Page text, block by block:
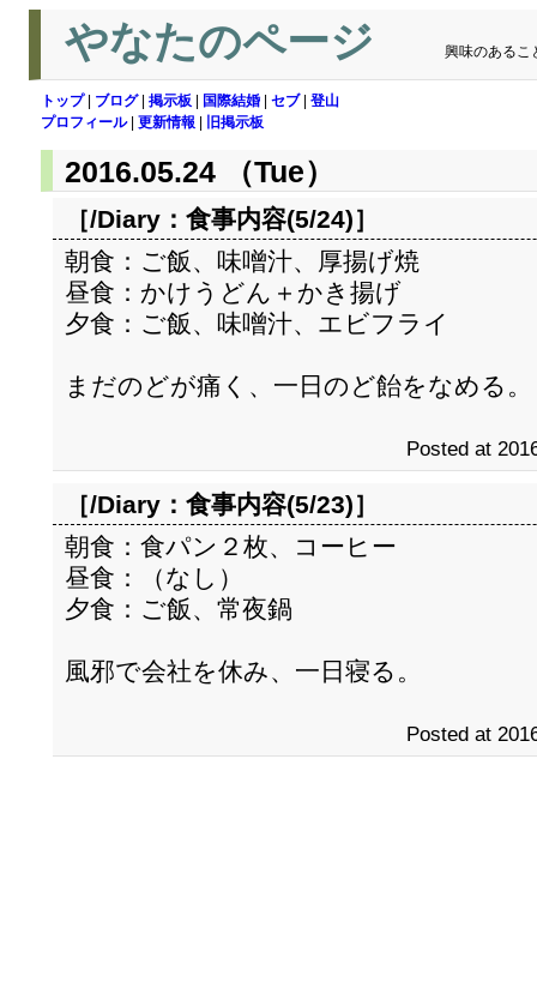
やなたのページ 興味のあるこ
トップ| ブログ| 掲示板 国際結婚 セブ| 登山
プロフィール| 更新情報 旧掲示板
2016.05.24 （Tue）
［/Diary： 食事内容(5/24)］
朝食：ご飯、味噌汁、厚揚げ焼
昼食：かけうどん＋かき揚げ
夕食：ご飯、味噌汁、エビフライ
まだのどが痛く、一日のど飴をなめる。
Posted at
［/Diary： 食事内容(5/23)］
朝食：食パン２枚、コーヒー
昼食：（なし）
夕食：ご飯、常夜鍋
風邪で会社を休み、一日寝る。
Posted at